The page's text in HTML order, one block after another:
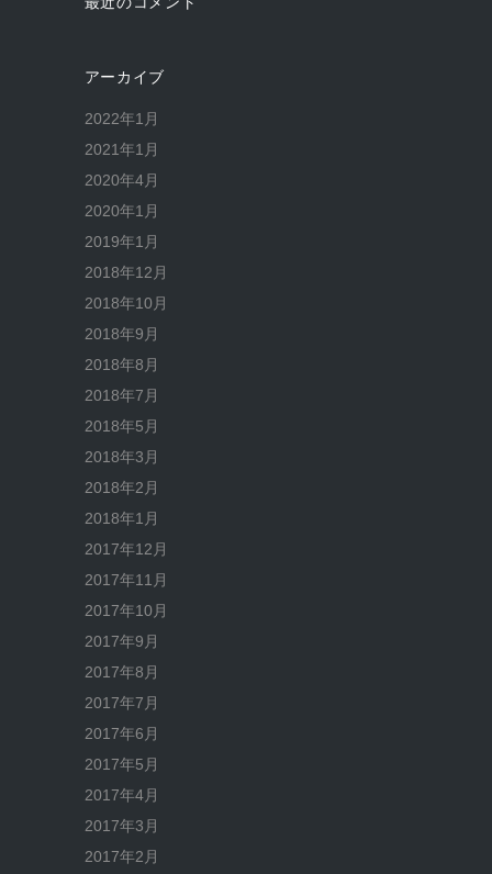
アーカイブ
2022年1月
2021年1月
2020年4月
2020年1月
2019年1月
2018年12月
2018年10月
2018年9月
2018年8月
2018年7月
2018年5月
2018年3月
2018年2月
2018年1月
2017年12月
2017年11月
2017年10月
2017年9月
2017年8月
2017年7月
2017年6月
2017年5月
2017年4月
2017年3月
2017年2月